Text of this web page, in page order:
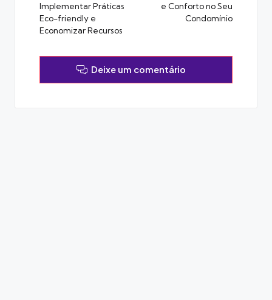
Implementar Práticas
Eco-friendly e
Economizar Recursos
e Conforto no Seu
Condomínio
Deixe um comentário